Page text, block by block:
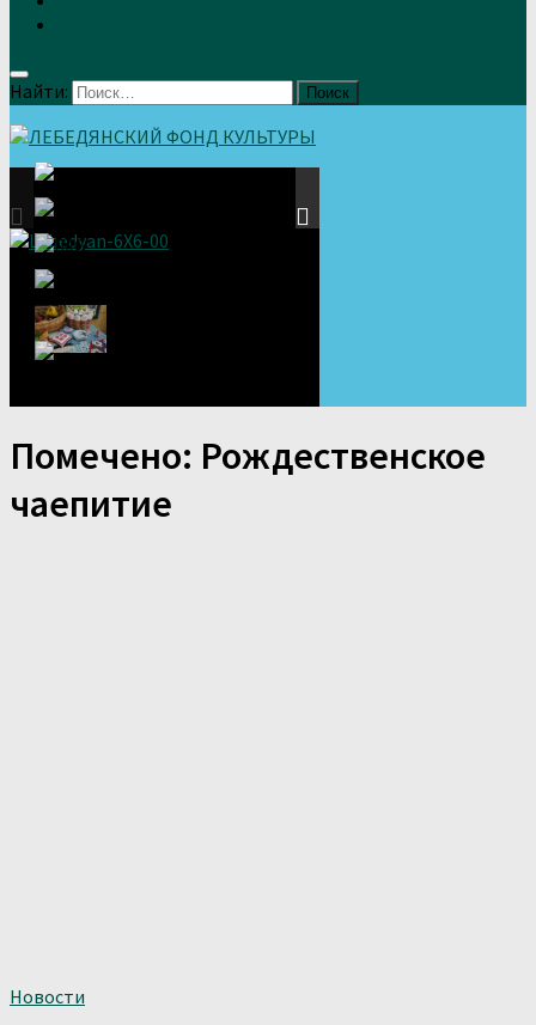
Найти:
Помечено: Рождественское
чаепитие
Новости